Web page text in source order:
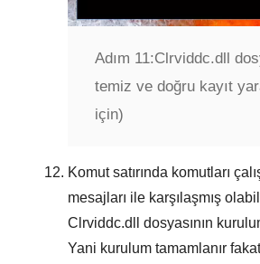
Adım 11:Clrviddc.dll
temiz ve doğru kayıt
için)
Komut satırında komutları
mesajları ile karşılaşmış
Clrviddc.dll
dosyasının
Yani kurulum tamamlanır